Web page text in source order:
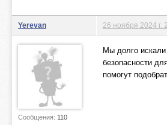
Yerevan
Сообщения: 110
26 ноября 2024 г.
Мы долго
безопасности
помогут